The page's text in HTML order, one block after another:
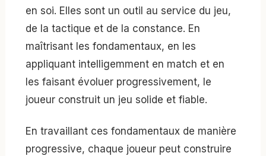
en soi. Elles sont un outil au service du jeu,
de la tactique et de la constance. En
maîtrisant les fondamentaux, en les
appliquant intelligemment en match et en
les faisant évoluer progressivement, le
joueur construit un jeu solide et fiable.
En travaillant ces fondamentaux de manière
progressive, chaque joueur peut construire